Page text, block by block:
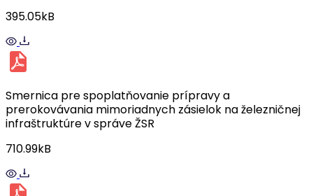
395.05kB
Smernica pre spoplatňovanie prípravy a
prerokovávania mimoriadnych zásielok na železničnej
infraštruktúre v správe ŽSR
710.99kB